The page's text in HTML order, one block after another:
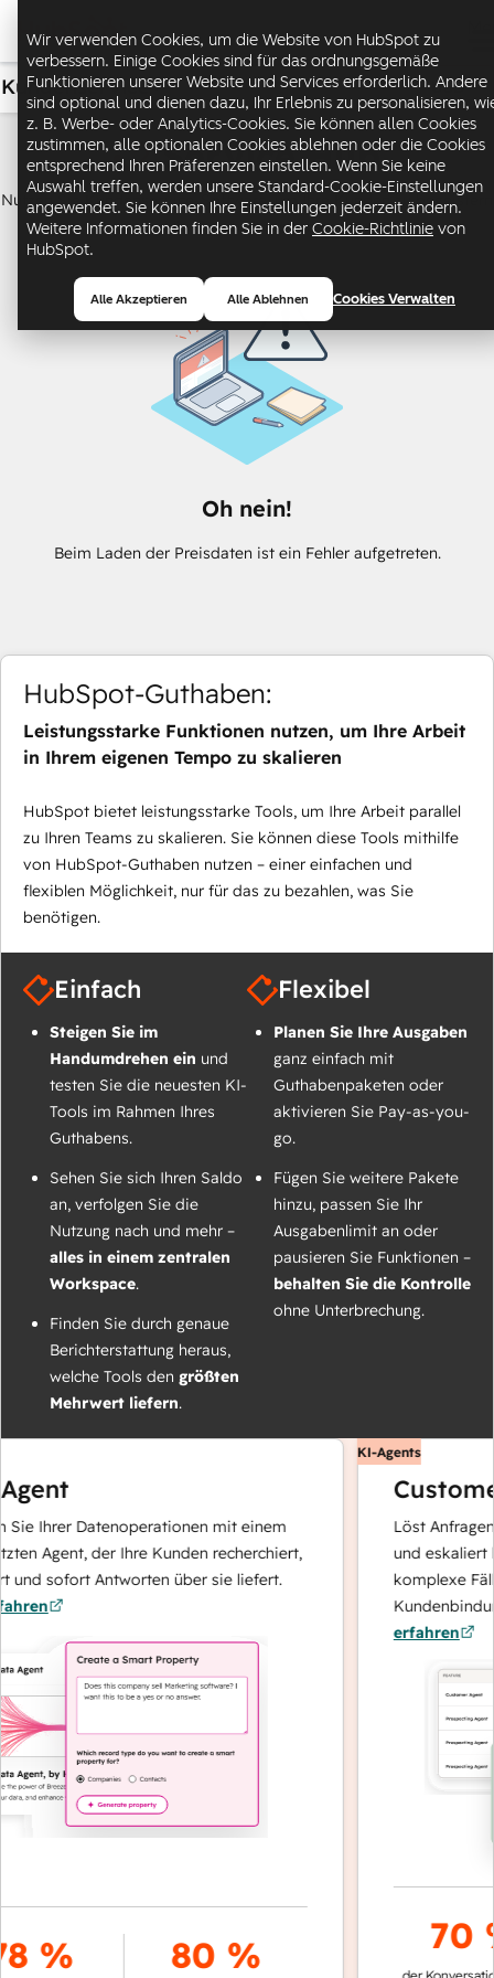
Wir verwenden Cookies, um die Website von HubSpot zu
verbessern. Einige Cookies sind für das ordnungsgemäße
Funktionieren unserer Website und Services erforderlich. Andere
sind optional und dienen dazu, Ihr Erlebnis zu personalisieren,
z. B. Werbe- oder Analytics-Cookies. Sie können allen Cookies
zustimmen, alle optionalen Cookies ablehnen oder die Cookies
entsprechend Ihren Präferenzen einstellen. Wenn Sie keine
Auswahl treffen, werden unsere Standard-Cookie-Einstellungen
angewendet. Sie können Ihre Einstellungen jederzeit ändern.
Weitere Informationen finden Sie in der Cookie-Richtlinie von
HubSpot.
Cookies Verwalten
Alle Akzeptieren Alle Ablehnen
Kundenservice USD
Service Hub
Nutzen Sie Kundenservice-Software, um Ihre Kunden zu begeistern
und Ihr Geschäft auszubauen.
Oh nein!
Beim Laden der Preisdaten ist ein Fehler aufgetreten.
HubSpot-Guthaben:
Leistungsstarke Funktionen nutzen, um Ihre Arbeit
in Ihrem eigenen Tempo zu skalieren
HubSpot bietet leistungsstarke Tools, um Ihre Arbeit parallel
zu Ihren Teams zu skalieren. Sie können diese Tools mithilfe
von HubSpot-Guthaben nutzen – einer einfachen und
flexiblen Möglichkeit, nur für das zu bezahlen, was Sie
benötigen.
Einfach
Steigen Sie im
Handumdrehen ein und
testen Sie die neuesten KI-
Tools im Rahmen Ihres
Guthabens.
Sehen Sie sich Ihren Saldo
an, verfolgen Sie die
Nutzung nach und mehr –
alles in einem zentralen
Workspace.
Finden Sie durch genaue
Berichterstattung heraus,
welche Tools den größten
Mehrwert liefern.
Flexibel
Planen Sie Ihre Ausgaben
ganz einfach mit
Guthabenpaketen oder
aktivieren Sie Pay-as-you-
go.
Fügen Sie weitere Pakete
hinzu, passen Sie Ihr
Ausgabenlimit an oder
pausieren Sie Funktionen –
behalten Sie die Kontrolle
ohne Unterbrechung.
Ihrer Datenoperationen mit einem
Agent, der Ihre Kunden recherchiert,
sofort Antworten über sie liefert.
% 80 %
KI-Agents
Löst
und eskaliert
komplexe
erfahren
70